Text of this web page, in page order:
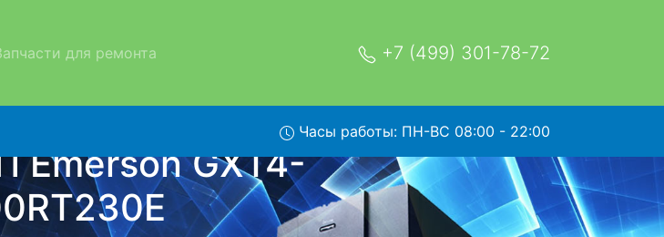
для ремонта +7 (499) 301-78-72
Часы работы: ПН-ВС 08:00 - 22:00
GXT4-1500RT230E с
в сервис